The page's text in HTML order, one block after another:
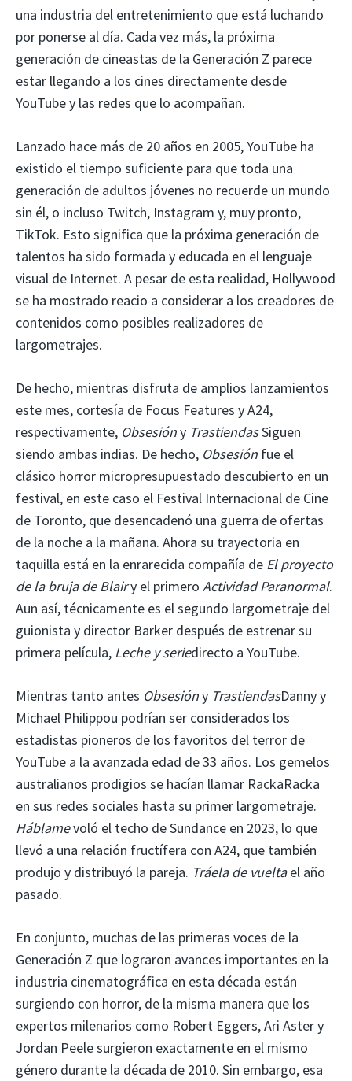
una industria del entretenimiento que está luchando
por ponerse al día. Cada vez más, la próxima
generación de cineastas de la Generación Z parece
estar llegando a los cines directamente desde
YouTube y las redes que lo acompañan.
Lanzado hace más de 20 años en 2005, YouTube ha
existido el tiempo suficiente para que toda una
generación de adultos jóvenes no recuerde un mundo
sin él, o incluso Twitch, Instagram y, muy pronto,
TikTok. Esto significa que la próxima generación de
talentos ha sido formada y educada en el lenguaje
visual de Internet. A pesar de esta realidad, Hollywood
se ha mostrado reacio a considerar a los creadores de
contenidos como posibles realizadores de
largometrajes.
De hecho, mientras disfruta de amplios lanzamientos
este mes, cortesía de Focus Features y A24,
respectivamente, Obsesióny TrastiendasSiguen
siendo ambas indias. De hecho, Obsesión fue el
clásico horror micropresupuestado descubierto en un
festival, en este caso el Festival Internacional de Cine
de Toronto, que desencadenó una guerra de ofertas
de la noche a la mañana. Ahora su trayectoria en
taquilla está en la enrarecida compañía de El proyecto
de la bruja de Blairy el primero Actividad Paranormal.
Aun así, técnicamente es el segundo largometraje del
guionista y director Barker después de estrenar su
primera película, Leche y seriedirecto a YouTube.
Mientras tanto antes Obsesióny TrastiendasDanny y
Michael Philippou podrían ser considerados los
estadistas pioneros de los favoritos del terror de
YouTube a la avanzada edad de 33 años. Los gemelos
australianos prodigios se hacían llamar RackaRacka
en sus redes sociales hasta su primer largometraje.
Háblamevoló el techo de Sundance en 2023, lo que
llevó a una relación fructífera con A24, que también
produjo y distribuyó la pareja. Tráela de vueltael año
pasado.
En conjunto, muchas de las primeras voces de la
Generación Z que lograron avances importantes en la
industria cinematográfica en esta década están
surgiendo con horror, de la misma manera que los
expertos milenarios como Robert Eggers, Ari Aster y
Jordan Peele surgieron exactamente en el mismo
género durante la década de 2010. Sin embargo, esa